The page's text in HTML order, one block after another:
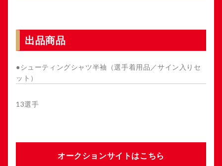
出品商品
●シューティングシャツ半袖（選手着用品／サイン入りセ
ット）
13選手
オークションサイトはこちら